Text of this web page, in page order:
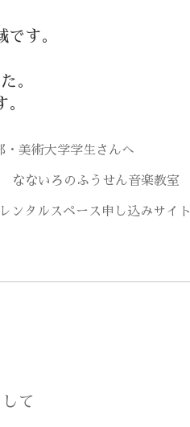
す。
。
・美術大学学生さんへ
なないろのふうせん音楽教室
ンタルスペース申し込みサイト
て